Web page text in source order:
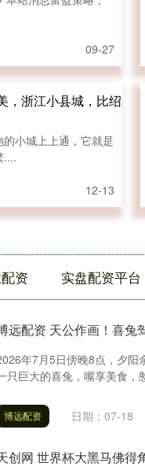
09-27
，浙江小县城，比绍
小城上上通，它就是
....
12-13
资 实盘配资平台
远配资 天公作画！喜兔
年7月5日傍晚8点，夕
只巨大的喜兔，嘴享美食，
博远配资 日期：07-18
创网 世界杯大黑马佛得